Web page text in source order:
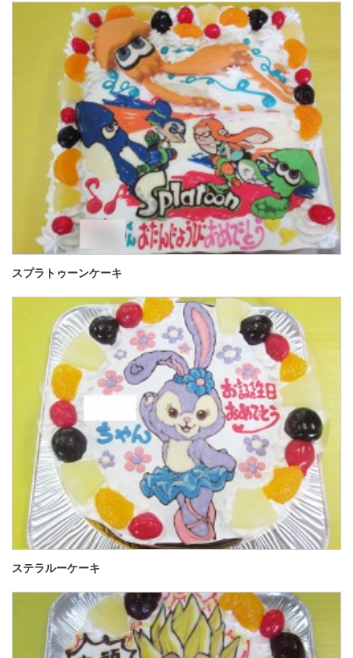
スプラトゥーンケーキ
ステラルーケーキ